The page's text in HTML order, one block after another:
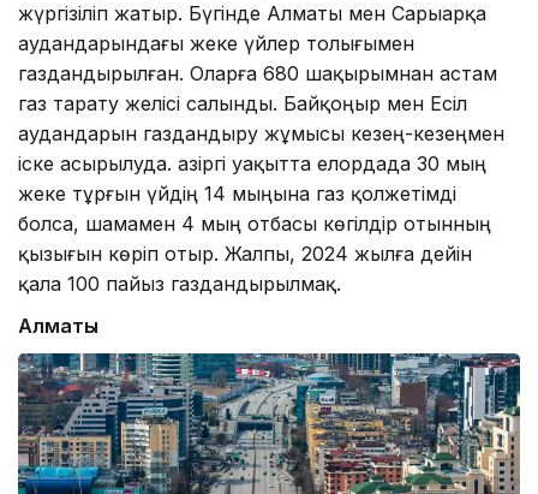
жүргізіліп жатыр. Бүгінде Алматы мен Сарыарқа
аудандарындағы жеке үйлер толығымен
газдандырылған. Оларға 680 шақырымнан астам
газ тарату желісі салынды. Байқоңыр мен Есіл
аудандарын газдандыру жұмысы кезең-кезеңмен
іске асырылуда. Қазіргі уақытта елордада 30 мың
жеке тұрғын үйдің 14 мыңына газ қолжетімді
болса, шамамен 4 мың отбасы көгілдір отынның
қызығын көріп отыр. Жалпы, 2024 жылға дейін
қала 100 пайыз газдандырылмақ.
Алматы